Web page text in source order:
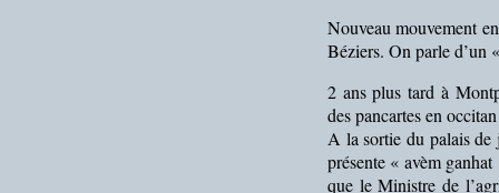
Nouveau mouvement
Béziers. On parle d’un
2 ans plus tard à
des pancartes en
A la sortie du palais de
présente « avèm
que le Ministre de